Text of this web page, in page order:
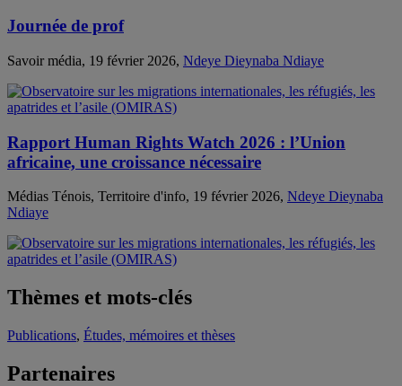
Journée de prof
Savoir média, 19 février 2026, Ndeye Dieynaba Ndiaye
Rapport Human Rights Watch 2026 : l’Union
africaine, une croissance nécessaire
Médias Ténois, Territoire d'info, 19 février 2026, Ndeye Dieynaba
Ndiaye
Thèmes et mots-clés
Publications, Études, mémoires et thèses
Partenaires